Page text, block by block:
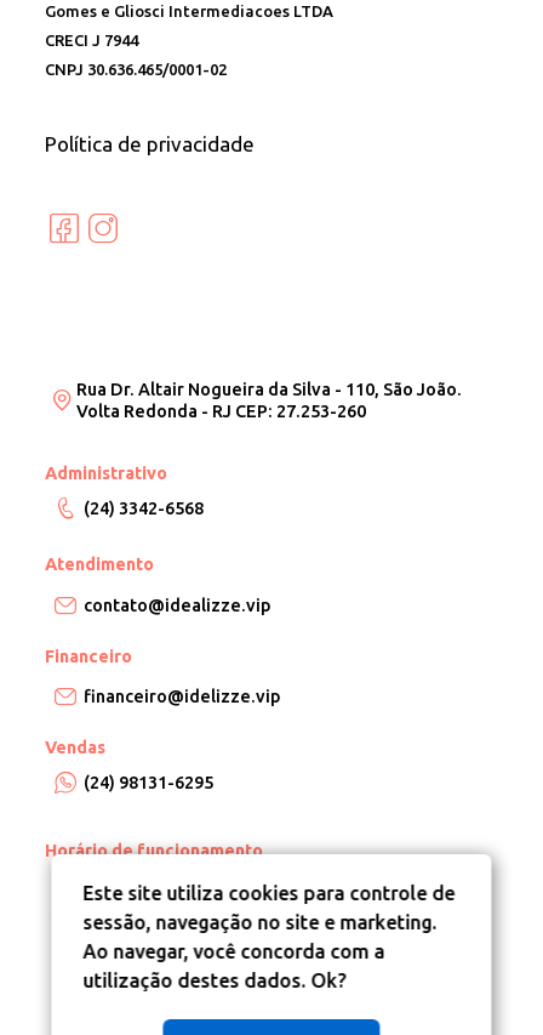
Gomes e Gliosci Intermediacoes LTDA
CRECI J 7944
CNPJ 30.636.465/0001-02
Política de privacidade
Rua Dr. Altair Nogueira da Silva - 110, São João.
Volta Redonda - RJ CEP: 27.253-260
Administrativo
(24) 3342-6568
Atendimento
contato@idealizze.vip
Financeiro
financeiro@idelizze.vip
Vendas
(24) 98131-6295
Horário de funcionamento
De segunda a sexta, das 8h às 18h.
Aos sábados, de 8:30h às 12:30h.
Este site utiliza cookies para controle de
sessão, navegação no site e marketing.
Ao navegar, você concorda com a
utilização destes dados. Ok?